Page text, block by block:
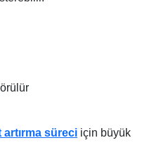
artırma süreci için büyük